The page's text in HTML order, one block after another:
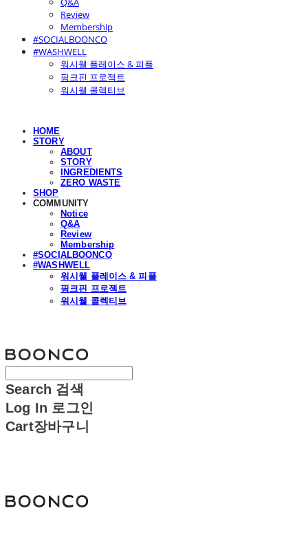
Review
Membership
#SOCIALBOONCO
#WASHWELL
워시웰 플레이스 & 피플
핑크핀 프로젝트
워시웰 콜렉티브
HOME
STORY
ABOUT
STORY
INGREDIENTS
ZERO WASTE
SHOP
COMMUNITY
Notice
Q&A
Review
Membership
#SOCIALBOONCO
#WASHWELL
워시웰 플레이스 & 피플
핑크핀 프로젝트
워시웰 콜렉티브
Search 검색
Log In 로그인
Cart장바구니